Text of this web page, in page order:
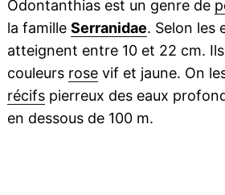
Odontanthias est un genre de
la famille Serranidae. Selon les
atteignent entre 10 et 22 cm.
couleurs rosevif et jaune. On
récifspierreux des eaux
en dessous de 100 m.